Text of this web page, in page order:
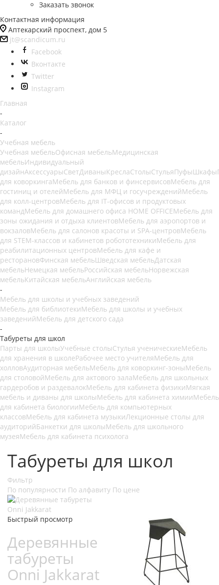
Заказать звонок
Контактная информация
Аптекарский проспект, дом 5
jt@scandicum.ru
Facebook
Вконтакте
Twitter
Instagram
Главная
-
Каталог
-
Учебная мебель
Учебная мебельОфисная мебельМедицинская
мебельИндивидуальный
дизайнАксессуарыСветДиваныКреслаСтолыСтульяПуфыШкафы
для коворкингаМебель для банков и финсервисовМебель для
гостиниц и отелейМебель для МФЦ и госучрежденийМебель
для колл-центровМебель для IT-офисов и продуктовых
командМебель для домашнего офиса HOME OFFICEМебель для
зоны ожидания и отдыха клиентовМебель для аэропортов и
вокзаловМебель для салонов красоты и SPA-центровМебель
для STEM-классов и кабинетов робототехникиМебель для
реабилитационных центровМебель для кафе и
ресторановФинская мебельШведская мебельДатская
мебельНемецкая мебельРоссийская мебельНорвежская
мебельКитайская мебельАнглийская мебель
-
Мебель для школы и учебных заведений
Мебель для библиотекиМебель для школы и учебных
заведенийМебель для детского сада
-
Табуреты для школ
Парты для школыУчебные столыСтулья ученическиеМебель
для хранения в школеРабочее место учителяМебель для
холловАудиторная мебельМебель для коворкинг-зоныМебель
для столовойМебель для актового залаМебель для школьных
гардеробов и раздевалокМебель для кабинета физикиМягкая
мебель и диваны для школыМебель для кабинета химииМебель
для кабинета биологииМебель для компьютерных
классовМебель для кабинета музыкиЛекционные столы для
аудиторийБанкетки для школыМебель для школьного
музеяМебель для кабинета психолога
Табуреты для школ
Фильтр
По популярности По алфавиту По цене
Быстрый просмотр
Деревянные
табуреты
Onni Jakkarat